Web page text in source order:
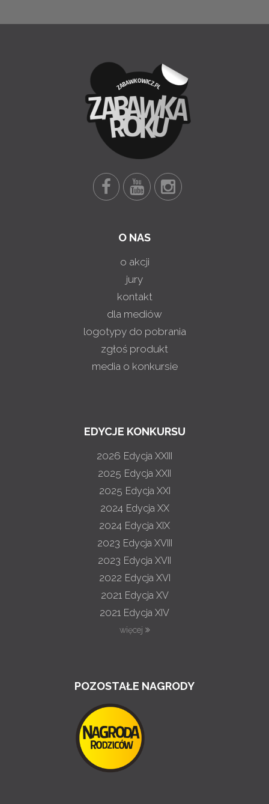
O NAS
o akcji
jury
kontakt
dla mediów
logotypy do pobrania
zgłoś produkt
media o konkursie
EDYCJE KONKURSU
2026 Edycja XXIII
2025 Edycja XXII
2025 Edycja XXI
2024 Edycja XX
2024 Edycja XIX
2023 Edycja XVIII
2023 Edycja XVII
2022 Edycja XVI
2021 Edycja XV
2021 Edycja XIV
więcej
POZOSTAŁE NAGRODY